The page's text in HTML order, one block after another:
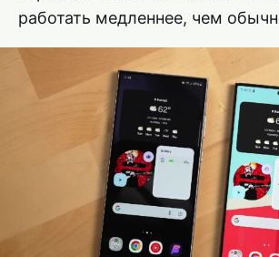
работать медленнее, чем